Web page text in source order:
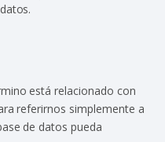
está relacionado con
referirnos simplemente a
de datos pueda